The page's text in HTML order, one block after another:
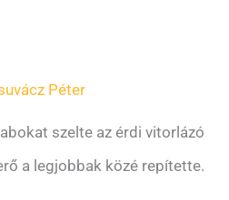
Péter
szelte az érdi vitorlázó
a legjobbak közé repítette.